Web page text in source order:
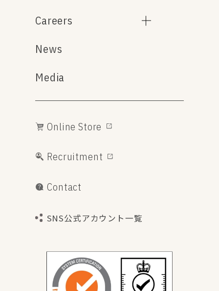
Online Store
Recruitment
Contact
SNS公式アカウント一覧
Careers
News
Media